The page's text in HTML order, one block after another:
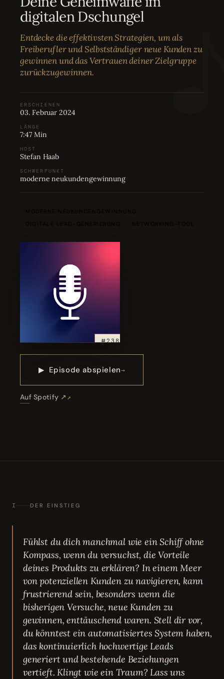
04 Bewertungen
05 Karriere
06 Partnerprogramm
digitalen Dschungel
Entdecke die effektivsten Strategien, um als
Freiberufler und Selbstständiger neue Kunden zu
gewinnen und das Vertrauen deiner Zielgruppe
zurückzugewinnen.
ERSCHIENEN
03. Februar 2024
LÄNGE
7:47 Min
HOST
Stefan Haab
SCHWERPUNKT
moderne neukundengewinnung
#238
▶ Episode abspielen
Auf Spotify ↗
I DER EINSTIEG
Fühlst du dich manchmal wie ein Schiff ohne
Kompass, wenn du versuchst, die Vorteile
deines Produkts zu erklären? In einem Meer
von potenziellen Kunden zu navigieren, kann
frustrierend sein, besonders wenn die
bisherigen Versuche, neue Kunden zu
gewinnen, enttäuschend waren. Stell dir vor,
du könntest ein automatisiertes System haben,
das kontinuierlich hochwertige Leads
generiert und bestehende Beziehungen
vertieft. Klingt wie ein Traum? Lass uns